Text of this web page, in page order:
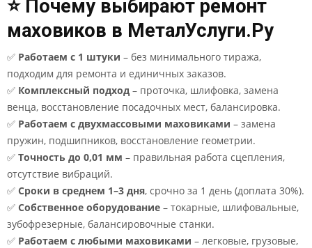
⭐ Почему выбирают ремонт
маховиков в МеталУслуги.Ру
✅ Работаем с 1 штуки – без минимального тиража,
подходим для ремонта и единичных заказов.
✅ Комплексный подход – проточка, шлифовка, замена
венца, восстановление посадочных мест, балансировка.
✅ Работаем с двухмассовыми маховиками – замена
пружин, подшипников, восстановление геометрии.
✅ Точность до 0,01 мм – правильная работа сцепления,
отсутствие вибраций.
✅ Сроки в среднем 1–3 дня, срочно за 1 день (доплата 30%).
✅ Собственное оборудование – токарные, шлифовальные,
зубофрезерные, балансировочные станки.
✅ Работаем с любыми маховиками – легковые, грузовые,